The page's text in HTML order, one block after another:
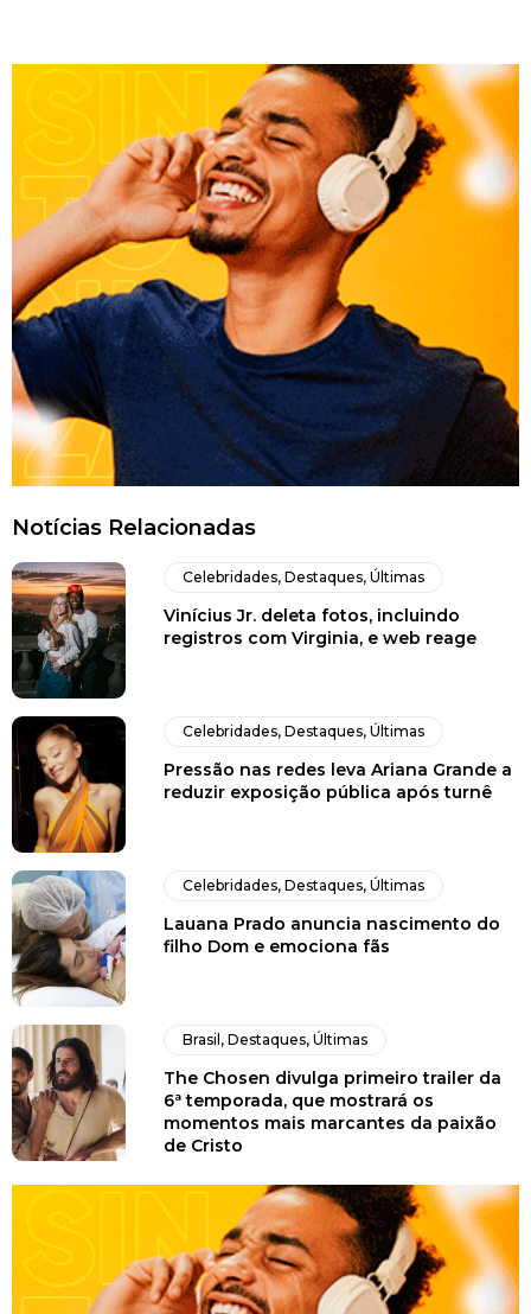
Notícias Relacionadas
Celebridades,Destaques,Últimas
Vinícius Jr. deleta fotos, incluindo
registros com Virginia, e web reage
Celebridades,Destaques,Últimas
Pressão nas redes leva Ariana Grande a
reduzir exposição pública após turnê
Celebridades,Destaques,Últimas
Lauana Prado anuncia nascimento do
filho Dom e emociona fãs
Brasil ,Destaques,Últimas
The Chosen divulga primeiro trailer da
6ª temporada, que mostrará os
momentos mais marcantes da paixão
de Cristo